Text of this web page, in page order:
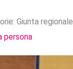
Giunta regionale
persona